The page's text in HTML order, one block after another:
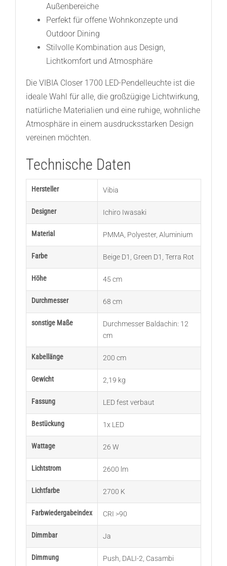
Außenbereiche
Perfekt für offene Wohnkonzepte und
Outdoor Dining
Stilvolle Kombination aus Design,
Lichtkomfort und Atmosphäre
Die VIBIA Closer 1700 LED-Pendelleuchte ist die
ideale Wahl für alle, die großzügige Lichtwirkung,
natürliche Materialien und eine ruhige, wohnliche
Atmosphäre in einem ausdrucksstarken Design
vereinen möchten.
Technische Daten
Hersteller Vibia
Designer Ichiro Iwasaki
Material PMMA Polyester, Aluminium
Farbe Beige D1 Green D1 Terra Rot
Höhe 45 cm
Durchmesser 68 cm
sonstige Maße
Durchmesser Baldachin: 12
cm
Kabellänge 200 cm
Gewicht 2,19 kg
Fassung LED fest verbaut
Bestückung 1x LED
Wattage 26 W
Lichtstrom 2600 lm
Lichtfarbe 2700 K
Farbwiedergabeindex CRI >90
Dimmbar Ja
Dimmung Push DALI-2 Casambi